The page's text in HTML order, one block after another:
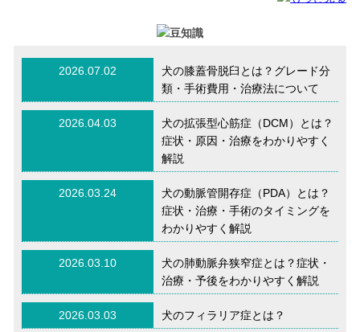
2026.07.02
犬の膝蓋骨脱臼とは？グレード分
類・手術費用・治療法について
2026.04.03
犬の拡張型心筋症（DCM）とは？
症状・原因・治療をわかりやすく
解説
2026.03.24
犬の動脈管開存症（PDA）とは？
症状・治療・手術のタイミングを
わかりやすく解説
2026.03.10
犬の肺動脈弁狭窄症とは？症状・
治療・予後をわかりやすく解説
2026.03.03 犬のフィラリア症とは？